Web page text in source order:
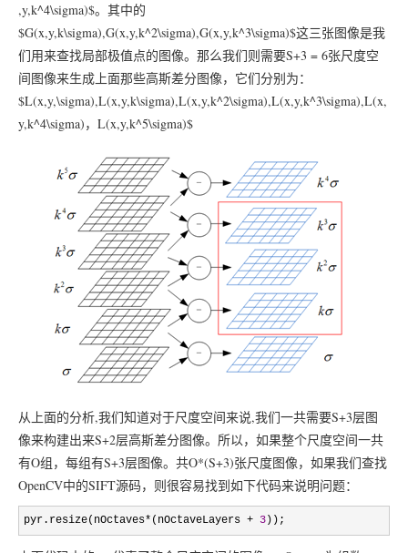
,y,k^4\sigma)$。其中的
$G(x,y,k\sigma),G(x,y,k^2\sigma),G(x,y,k^3\sigma)$这三张图像是我
们用来查找局部极值点的图像。那么我们则需要S+3 = 6张尺度空
间图像来生成上面那些高斯差分图像，它们分别为：
$L(x,y,\sigma),L(x,y,k\sigma),L(x,y,k^2\sigma),L(x,y,k^3\sigma),L(x,
y,k^4\sigma)，L(x,y,k^5\sigma)$
从上面的分析,我们知道对于尺度空间来说,我们一共需要S+3层图
像来构建出来S+2层高斯差分图像。所以，如果整个尺度空间一共
有O组，每组有S+3层图像。共O*(S+3)张尺度图像，如果我们查找
OpenCV中的SIFT源码，则很容易找到如下代码来说明问题：
pyr.resize(nOctaves*(nOctaveLayers + 3 ));